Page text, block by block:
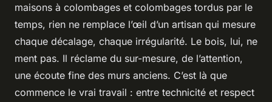
maisons à colombages et colombages tordus par le
temps, rien ne remplace l’œil d’un artisan qui mesure
chaque décalage, chaque irrégularité. Le bois, lui, ne
ment pas. Il réclame du sur-mesure, de l’attention,
une écoute fine des murs anciens. C’est là que
commence le vrai travail : entre technicité et respect